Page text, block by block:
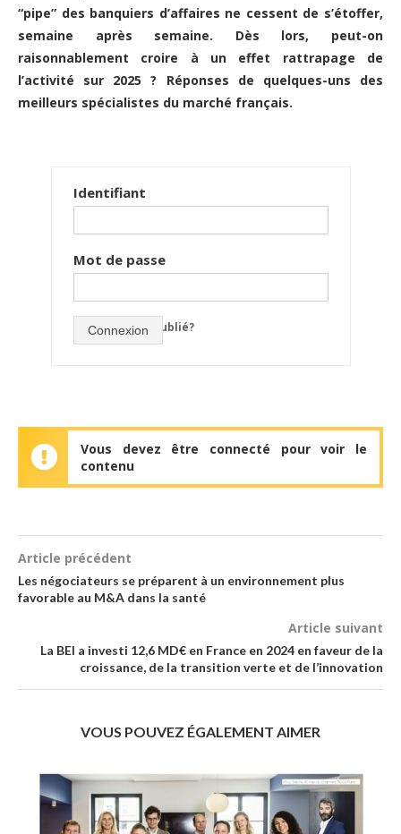
“pipe” des banquiers d’affaires ne cessent de s’étoffer,
semaine après semaine. Dès lors, peut-on
raisonnablement croire à un effet rattrapage de
l’activité sur 2025 ? Réponses de quelques-uns des
meilleurs spécialistes du marché français.
Identifiant
Mot de passe
mot de passe oublié?
Connexion
Vous devez être connecté pour voir le
contenu
Article précédent
Les négociateurs se préparent à un environnement plus
favorable au M&A dans la santé
Article suivant
La BEI a investi 12,6 MD€ en France en 2024 en faveur de la
croissance, de la transition verte et de l’innovation
VOUS POUVEZ ÉGALEMENT AIMER